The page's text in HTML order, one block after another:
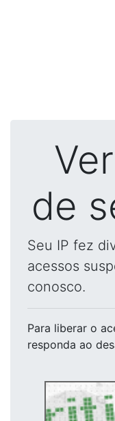
de
Seu IP fez
acessos
conosco.
Para liberar o
responda ao